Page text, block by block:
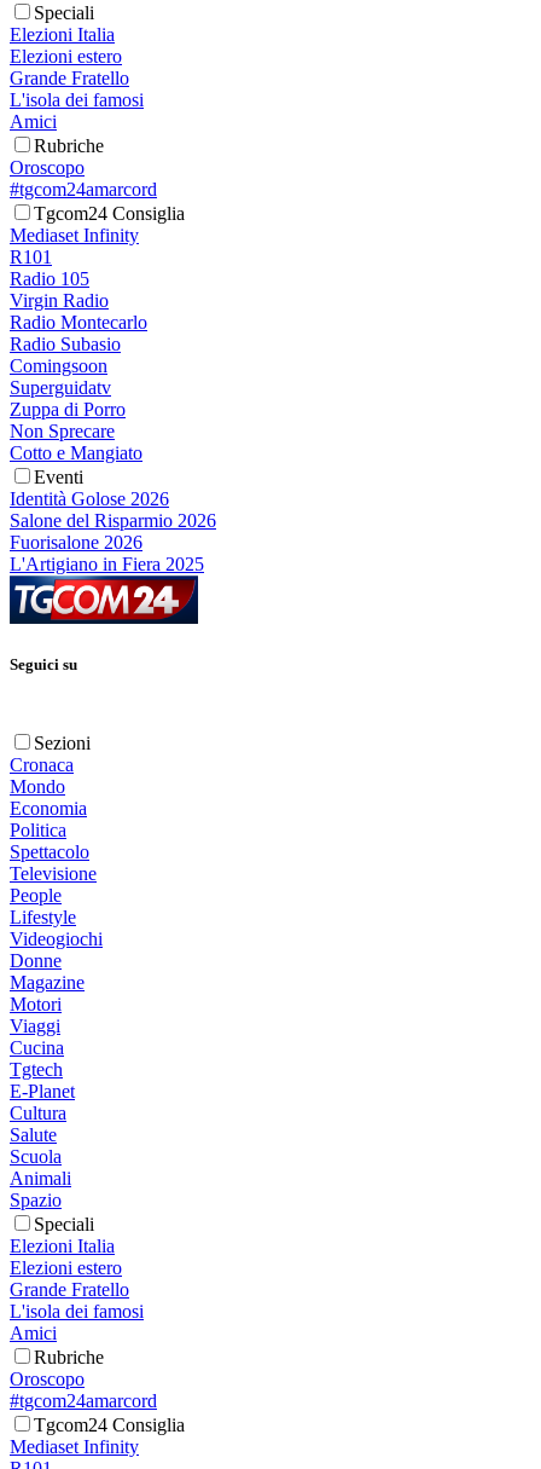
Speciali
Elezioni Italia
Elezioni estero
Grande Fratello
L'isola dei famosi
Amici
Rubriche
Oroscopo
#tgcom24amarcord
Tgcom24 Consiglia
Mediaset Infinity
R101
Radio 105
Virgin Radio
Radio Montecarlo
Radio Subasio
Comingsoon
Superguidatv
Zuppa di Porro
Non Sprecare
Cotto e Mangiato
Eventi
Identità Golose 2026
Salone del Risparmio 2026
Fuorisalone 2026
L'Artigiano in Fiera 2025
Seguici su
Sezioni
Cronaca
Mondo
Economia
Politica
Spettacolo
Televisione
People
Lifestyle
Videogiochi
Donne
Magazine
Motori
Viaggi
Cucina
Tgtech
E-Planet
Cultura
Salute
Scuola
Animali
Spazio
Speciali
Elezioni Italia
Elezioni estero
Grande Fratello
L'isola dei famosi
Amici
Rubriche
Oroscopo
#tgcom24amarcord
Tgcom24 Consiglia
Mediaset Infinity